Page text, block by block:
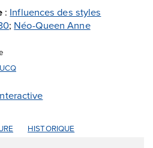
: Influences des styles
; Néo-Queen Anne
HISTORIQUE